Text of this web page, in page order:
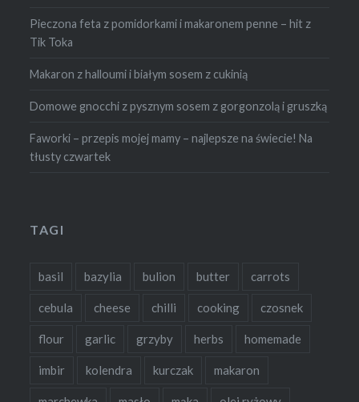
Pieczona feta z pomidorkami i makaronem penne – hit z
Tik Toka
Makaron z halloumi i białym sosem z cukinią
Domowe gnocchi z pysznym sosem z gorgonzolą i gruszką
Faworki – przepis mojej mamy – najlepsze na świecie! Na
tłusty czwartek
TAGI
basil bazylia bulion butter carrots
cebula cheese chilli cooking czosnek
flour garlic grzyby herbs homemade
imbir kolendra kurczak makaron